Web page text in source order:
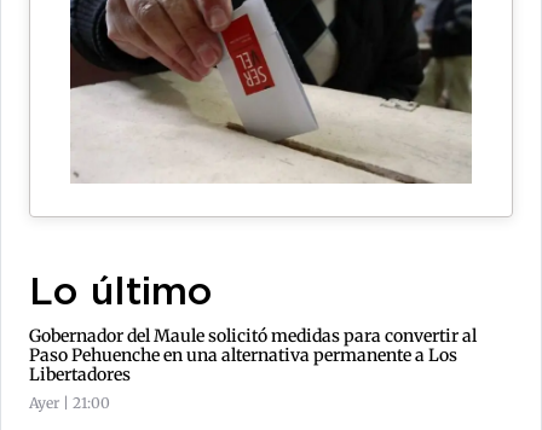
Lo último
Gobernador del Maule solicitó medidas para convertir al
Paso Pehuenche en una alternativa permanente a Los
Libertadores
Ayer | 21:00